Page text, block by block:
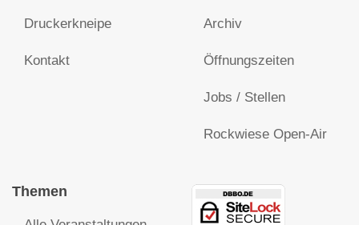
Druckerkneipe
Kontakt
Archiv
Öffnungszeiten
Jobs / Stellen
Rockwiese Open-Air
Themen